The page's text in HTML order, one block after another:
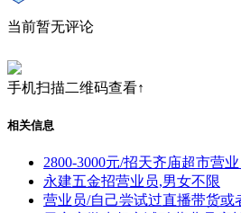
当前暂无评论
手机扫描二维码查看↑
相关信息
2800-3000元/招天齐庙超市营
永建五金招营业员,男女不限
营业员/自己尝试过直播带货或